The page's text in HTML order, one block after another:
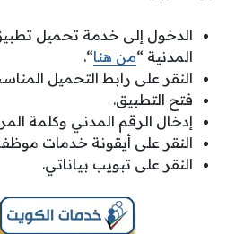
الدخول إلى خدمة تحميل
المدنية “من هنا“.
النقر على رابط التحميل
فتح التطبيق.
إدخال الرقم المدني وكلمة
النقر على أيقونة خدمات
النقر على تبويب بياناتي.